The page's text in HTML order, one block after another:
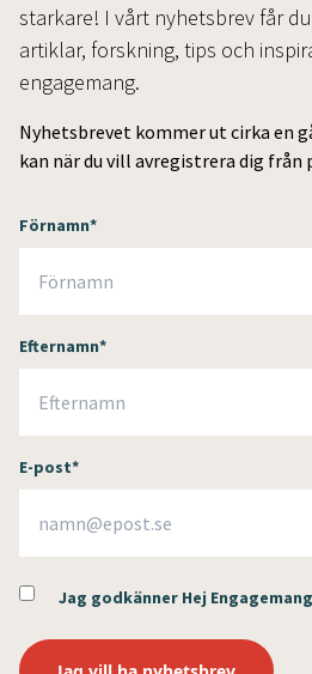
starkare! I vårt nyhetsbrev får
artiklar, forskning, tips och
engagemang.
Nyhetsbrevet kommer ut cirka en
kan när du vill avregistrera dig från
Förnamn*
Efternamn*
E-post*
Jag godkänner Hej